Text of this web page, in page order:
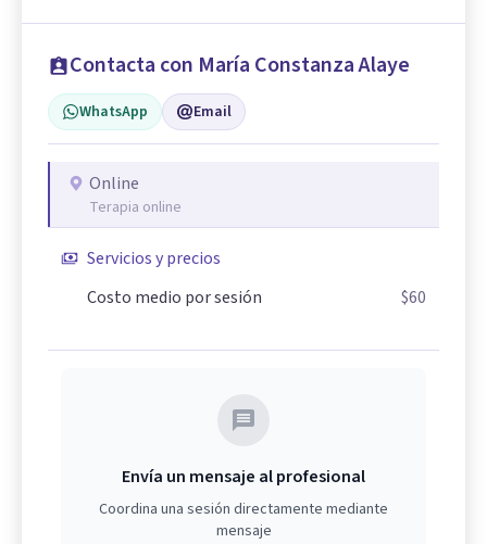
Contacta con María Constanza Alaye
WhatsApp Email
Online
Terapia online
Servicios y precios
Costo medio por sesión
$60
Envía un mensaje al profesional
Coordina una sesión directamente mediante
mensaje